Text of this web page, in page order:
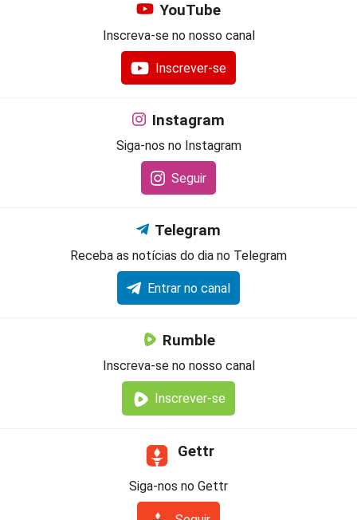
YouTube
Inscreva-se no nosso canal
Inscrever-se
Instagram
Siga-nos no Instagram
Seguir
Telegram
Receba as notícias do dia no Telegram
Entrar no canal
Rumble
Inscreva-se no nosso canal
Inscrever-se
Gettr
Siga-nos no Gettr